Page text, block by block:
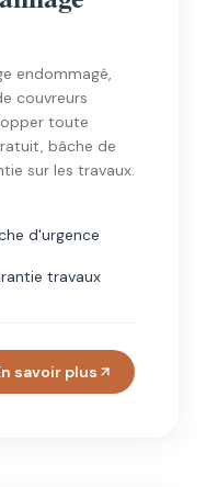
endommagé,
couvreurs
toute
bâche de
sur les travaux.
d'urgence
travaux
savoir plus